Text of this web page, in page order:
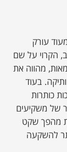
עורק
הקרוי על שם
מהווה את
בעוד
כותרות
של משקיעים
מהפך שקט
להשקעה